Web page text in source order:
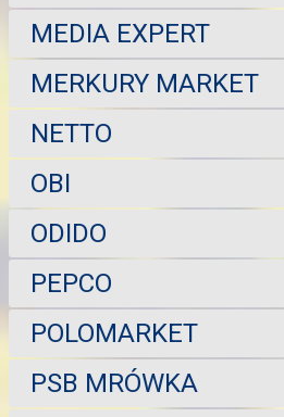
MEDIA EXPERT
MERKURY MARKET
NETTO
OBI
ODIDO
PEPCO
POLOMARKET
PSB MRÓWKA